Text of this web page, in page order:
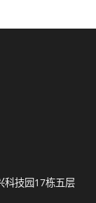
科技园17栋五层